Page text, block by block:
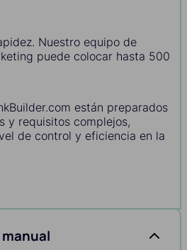
Nuestro equipo de
puede colocar hasta 500
están preparados
y requisitos complejos,
de control y eficiencia en la